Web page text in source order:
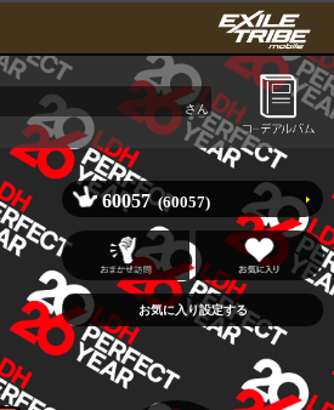
さん
60057 (60057)